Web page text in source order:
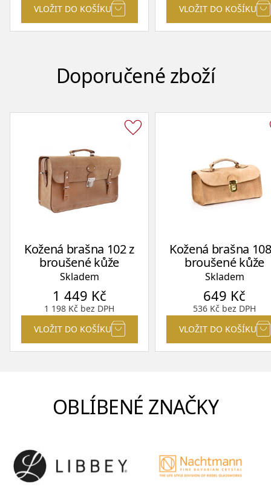
VLOŽIT DO KOŠÍKU VLOŽIT DO KOŠÍKU
Doporučené zboží
Kožená brašna 102 z
broušené kůže
Skladem
1 449 Kč
1 198 Kč bez DPH
VLOŽIT DO KOŠÍKU
Kožená brašna
broušené kůže
Skladem
649 Kč
536 Kč bez DPH
VLOŽIT DO KOŠÍKU
OBLÍBENÉ ZNAČKY